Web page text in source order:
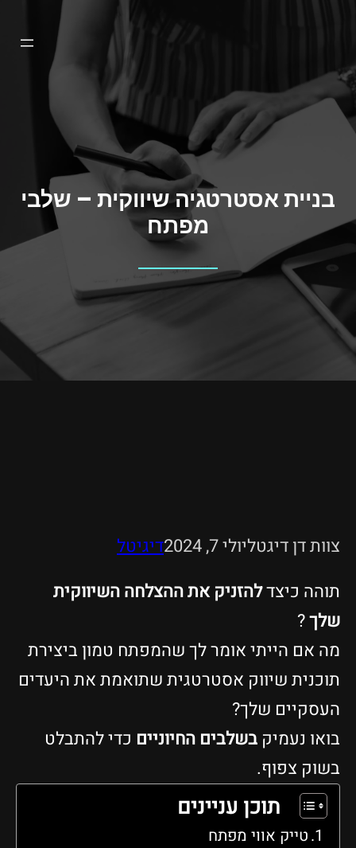
בניית אסטרטגיה שיווקית – שלבי
מפתח
צוות דן דיגטליולי 7, 2024
דיגיטל
תוהה כיצדלהזניק את ההצלחה השיווקית
שלך?
מה אם הייתי אומר לך שהמפתח טמון ביצירת
תוכנית שיווק אסטרטגית שתואמת את היעדים
העסקיים שלך?
בואו נעמיק בשלבים החיוניים כדי להתבלט
בשוק צפוף.
תוכן עניינים
טייק אווי מפתח